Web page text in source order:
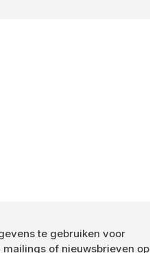
te gebruiken voor
of nieuwsbrieven op